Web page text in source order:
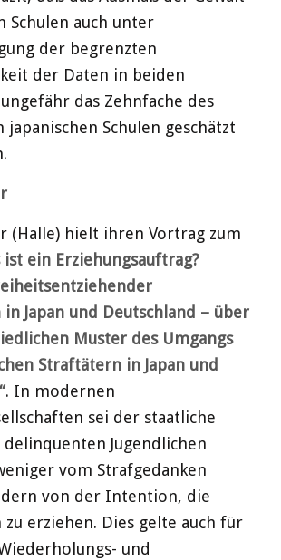
Schulen auch unter
der begrenzten
der Daten in beiden
das Zehnfache des
japanischen Schulen geschätzt
(Halle) hielt ihren Vortrag zum
ist ein Erziehungsauftrag?
Japan und Deutschland – über
Muster des Umgangs
Straftätern in Japan und
. In modernen
sei der staatliche
Jugendlichen
vom Strafgedanken
von der Intention, die
zu erziehen. Dies gelte auch für
und